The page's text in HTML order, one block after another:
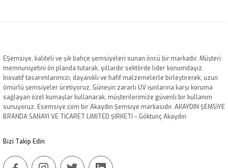
EŞemsiye, kaliteli ve şık bahçe şemsiyeleri sunan öncü bir markadır. Müşteri
memnuniyetini ön planda tutarak, yıllardır sektörde lider konumdayız.
İnovatif tasarımlarımızı, dayanıklı ve hafif malzemelerle birleştirerek, uzun
ömürlü şemsiyeler üretiyoruz. Güneşin zararlı UV ışınlarına karşı koruma
sağlayan özel kumaşlar kullanarak, müşterilerimize güvenli bir kullanım
sunuyoruz. Esemsiye.com bir Akaydın Şemsiye markasıdır. AKAYDIN ŞEMSİYE
BRANDA SANAYİ VE TİCARET LİMİTED ŞİRKETİ - Göktunç Akaydın
Bizi Takip Edin